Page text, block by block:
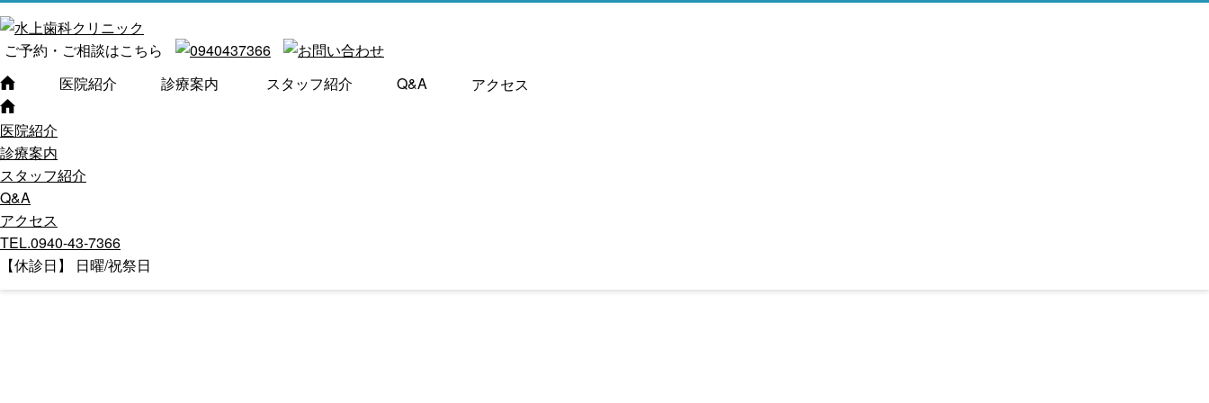
ご予約・ご相談はこちら
医院紹介
診療案内 スタッフ紹介 Q&A アクセス
医院紹介
診療案内
スタッフ紹介
Q&A
アクセス
TEL.0940-43-7366
【休診日】 日曜/祝祭日